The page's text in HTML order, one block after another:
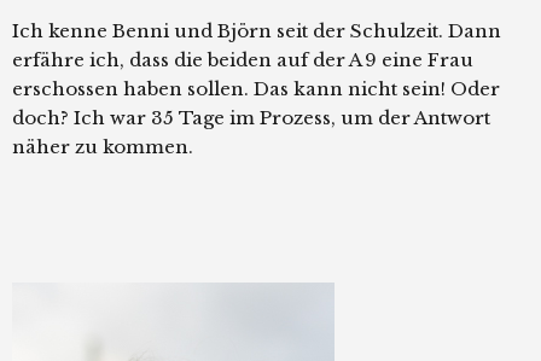
Ich kenne Benni und Björn seit der Schulzeit. Dann
erfähre ich, dass die beiden auf der A 9 eine Frau
erschossen haben sollen. Das kann nicht sein! Oder
doch? Ich war 35 Tage im Prozess, um der Antwort
näher zu kommen.